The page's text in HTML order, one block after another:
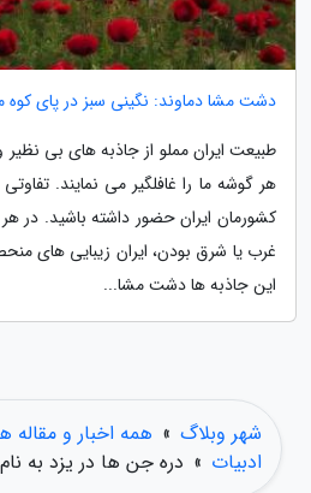
دشت مشا دماوند: نگینی سبز در پای
طبیعت ایران مملو از جاذبه های بی
هر گوشه ما را غافلگیر می نمایند.
کشورمان ایران حضور داشته باشید. در
غرب یا شرق بودن، ایران زیبایی های
این جاذبه ها دشت مشا...
شهر وبلاگ » همه اخبار و مقاله
ادبیات » دره جن ها در یزد به